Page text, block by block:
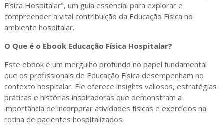
Física Hospitalar", um guia essencial para explorar e
compreender a vital contribuição da Educação Física no
ambiente hospitalar.
O Que é o Ebook Educação Física Hospitalar?
Este ebook é um mergulho profundo no papel fundamental
que os profissionais de Educação Física desempenham no
contexto hospitalar. Ele oferece insights valiosos, estratégias
práticas e histórias inspiradoras que demonstram a
importância de incorporar atividades físicas e exercícios na
rotina de pacientes hospitalizados.